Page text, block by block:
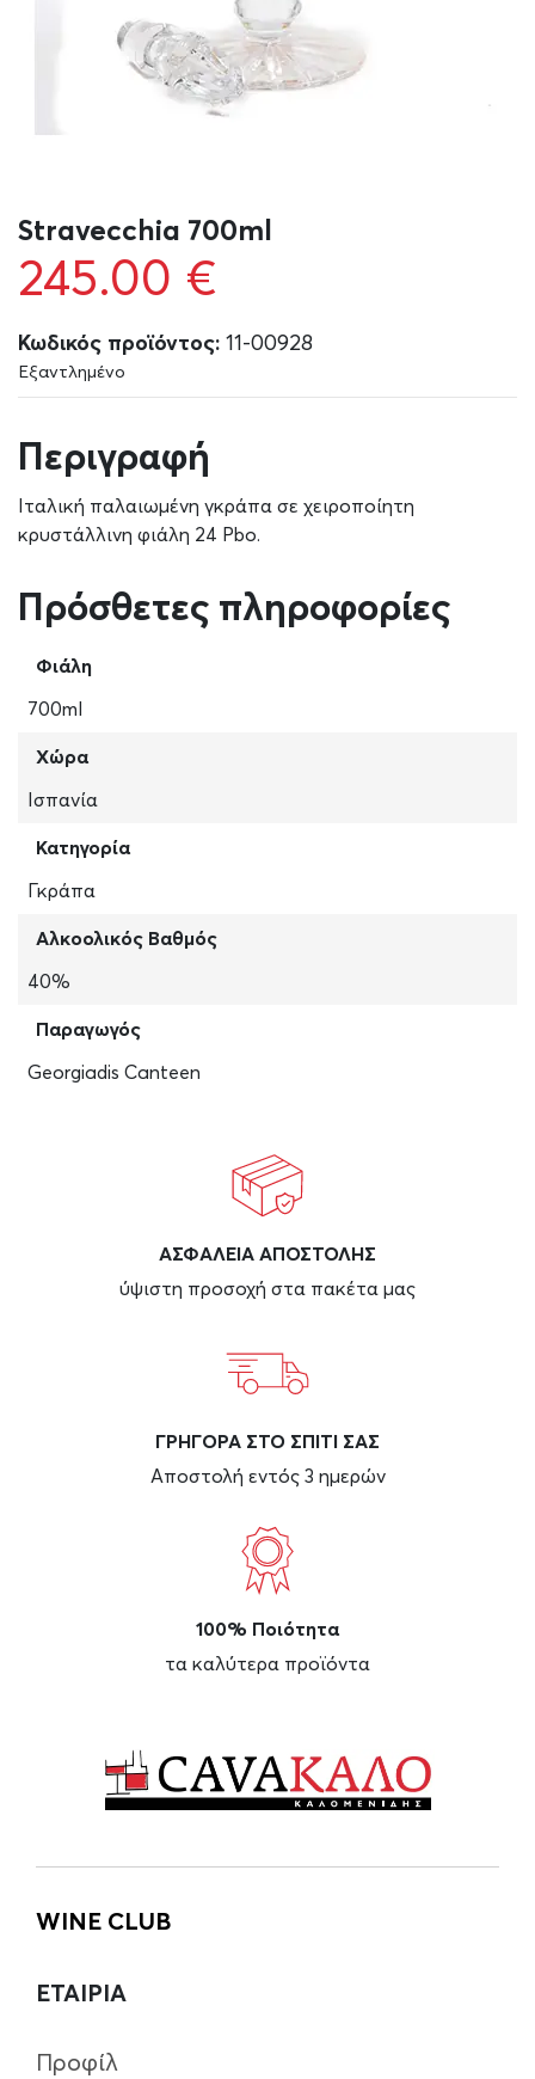
Stravecchia 700ml
245.00 €
Κωδικός προϊόντος: 11-00928
Εξαντλημένο
Περιγραφή
Ιταλική παλαιωμένη γκράπα σε χειροποίητη
κρυστάλλινη φιάλη 24 Pbo.
Πρόσθετες πληροφορίες
Φιάλη
700ml
Χώρα
Ισπανία
Κατηγορία
Γκράπα
Αλκοολικός Βαθμός
40%
Παραγωγός
Georgiadis Canteen
ΑΣΦAΛΕΙΑ ΑΠΟΣΤΟΛΗΣ
ύψιστη προσοχή στα πακέτα μας
ΓΡΗΓΟΡΑ ΣΤΟ ΣΠΙΤΙ ΣΑΣ
Αποστολή εντός 3 ημερών
100% Ποιότητα
τα καλύτερα προϊόντα
WINE CLUB
ΕΤΑΙΡΙΑ
Προφίλ